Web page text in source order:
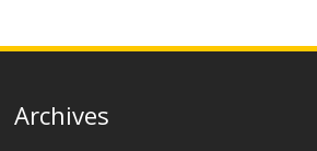
Archives